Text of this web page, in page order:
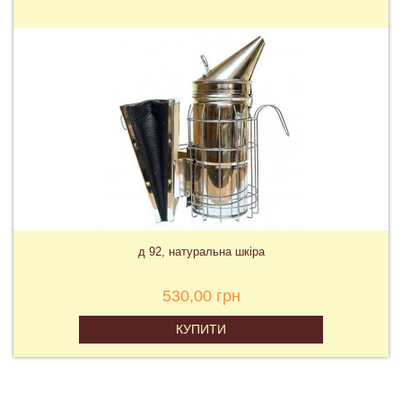
д 92, натуральна шкіра
530,00 грн
КУПИТИ